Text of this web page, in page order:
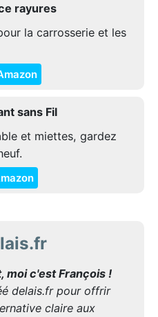
rayures
la carrosserie et les
sans Fil
et miettes, gardez
moi c'est François !
delais.fr pour offrir
claire aux